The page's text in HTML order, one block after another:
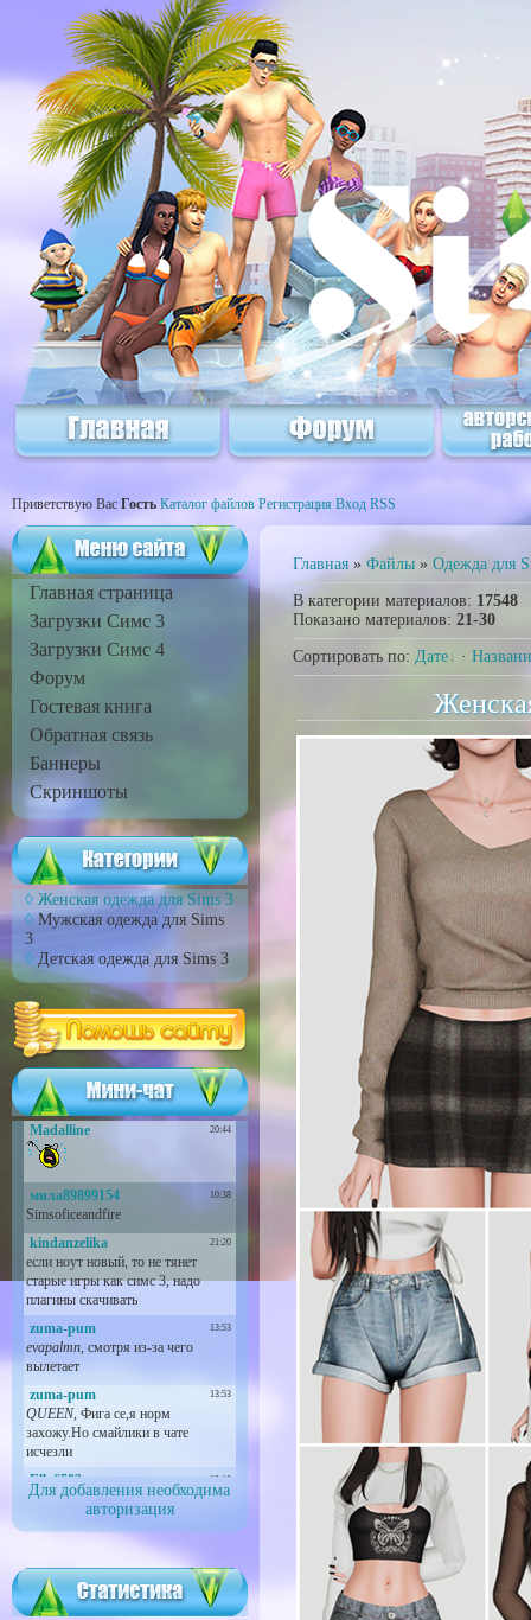
Приветствую Вас Гость Каталог файлов Регистрация Вход RSS
Главная страница
Загрузки Симс 3
Загрузки Симс 4
Форум
Гостевая книга
Обратная связь
Баннеры
Скриншоты
Женская одежда для Sims 3
Мужская одежда для Sims
3
Детская одежда для Sims 3
Для добавления необходима
авторизация
Главная» Файлы» Одежда для
В категории материалов: 17548
Показано материалов: 21-30
Сортировать по: Дате ·